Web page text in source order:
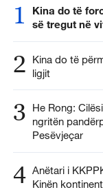
1
Kina do të
së tregut në
2
Kina do të
ligjit
3
He Rong:
ngritën
Pesëvjeçar
4 Anëtari i
Kinën